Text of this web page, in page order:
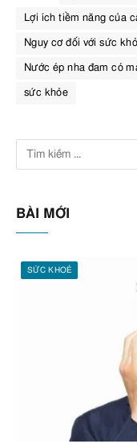
Lợi ích tiềm năng của
Nguy cơ đối với sức
Nước ép nha đam có
sức khỏe
BÀI MỚI
SỨC KHOẺ